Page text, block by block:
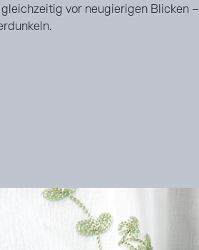
vor neugierigen Blicken –